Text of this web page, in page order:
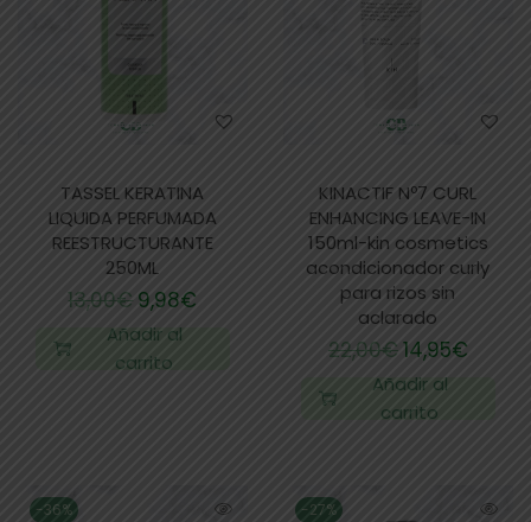
TASSEL KERATINA
LIQUIDA PERFUMADA
REESTRUCTURANTE
250ML
13,00€9,98€
Añadir al
carrito
KINACTIF Nº7 CURL
ENHANCING LEAVE-IN
150ml-kin cosmetics
acondicionador curly
para rizos sin
aclarado
22,00€14,95€
Añadir al
carrito
-36% -27%